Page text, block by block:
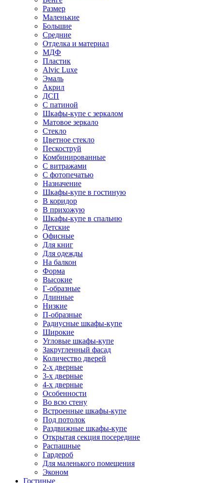
Размер
Маленькие
Большие
Средние
Отделка и материал
МДФ
Пластик
Alvic Luxe
Эмаль
Акрил
ДСП
С патиной
Шкафы-купе с зеркалом
Матовое зеркало
Стекло
Цветное стекло
Пескоструй
Комбинированные
С витражами
С фотопечатью
Назначение
Шкафы-купе в гостиную
В коридор
В прихожую
Шкафы-купе в спальню
Детские
Офисные
Для книг
Для одежды
На балкон
Форма
Высокие
Г-образные
Длинные
Низкие
П-образные
Радиусные шкафы-купе
Широкие
Угловые шкафы-купе
Закругленный фасад
Количество дверей
2-х дверные
3-х дверные
4-х дверные
Особенности
Во всю стену
Встроенные шкафы-купе
Под потолок
Раздвижные шкафы-купе
Открытая секция посередине
Распашные
Гардероб
Для маленького помещения
Эконом
Гостиные